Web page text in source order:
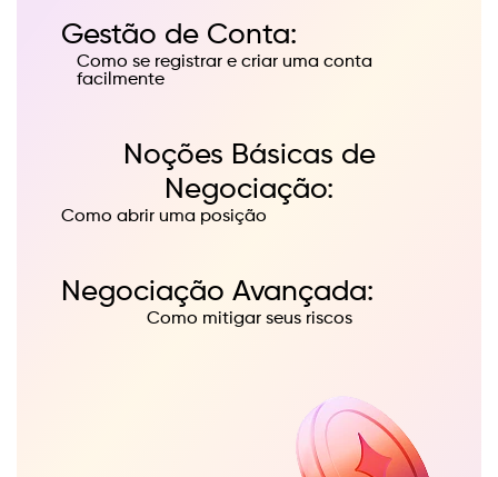
Gestão de Conta:
Como se registrar e criar uma conta
facilmente
Noções Básicas de
Negociação:
Como abrir uma posição
Negociação Avançada:
Como mitigar seus riscos